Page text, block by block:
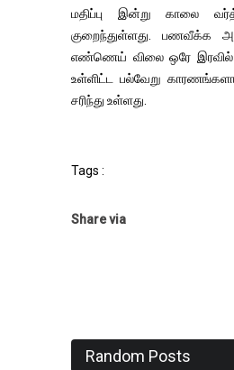
மதிப்பு இன்று காலை
குறைந்துள்ளது. பணவீக்க
எண்ணெய் விலை ஒரே இரவில்
உள்ளிட்ட பல்வேறு
சரிந்து உள்ளது.
Tags :
Share via
Random Posts